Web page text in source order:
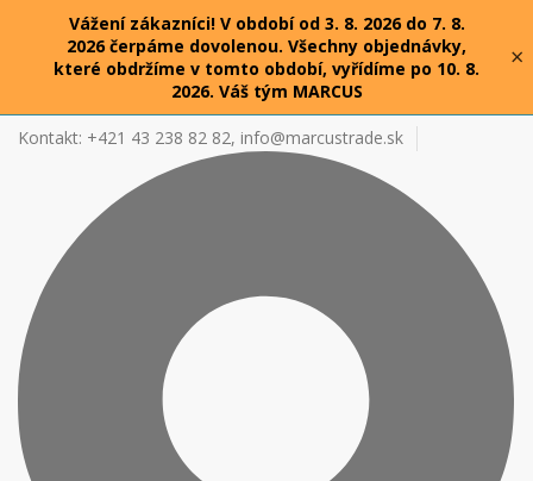
Vážení zákazníci! V období od 3. 8. 2026 do 7. 8.
2026 čerpáme dovolenou. Všechny objednávky,
které obdržíme v tomto období, vyřídíme po 10. 8.
2026. Váš tým MARCUS
×
Kontakt: +421 43 238 82 82, info@marcustrade.sk